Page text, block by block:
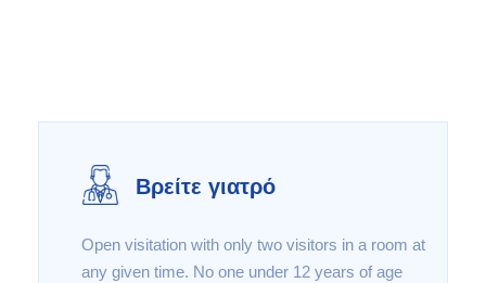
Βρείτε γιατρό
Open visitation with only two visitors in a room at
any given time. No one under 12 years of age